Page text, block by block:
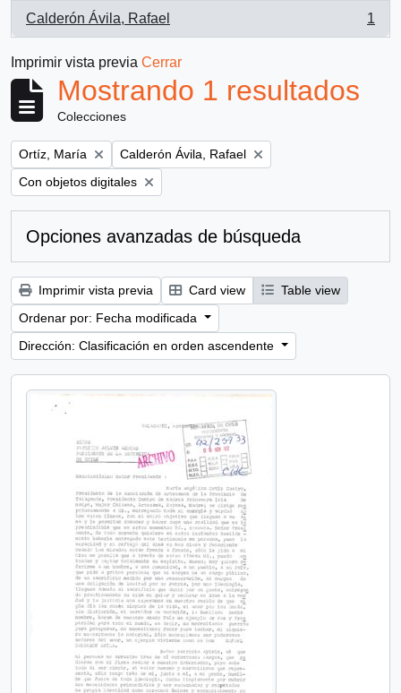
Calderón Ávila, Rafael
, 1 resultados
1
Imprimir vista previa Cerrar
Mostrando 1 resultados
Colecciones
Remove filter:
Ortíz, María Remove filter:
Calderón Ávila, Rafael
Remove filter:
Con objetos digitales
Opciones avanzadas de búsqueda
Imprimir vista previa Card view
Table view
Ordenar por: Fecha modificada
Dirección: Clasificación en orden ascendente